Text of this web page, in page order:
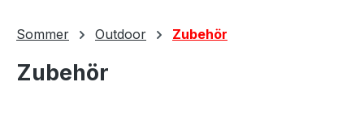
Sommer Outdoor Zubehör
Zubehör